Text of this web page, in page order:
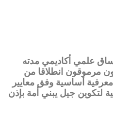
علمي أكاديمي مدته
مرموقون انطلاقا من
أساسية وفق معايير
لتكوين جيل يبني أمة بإذن